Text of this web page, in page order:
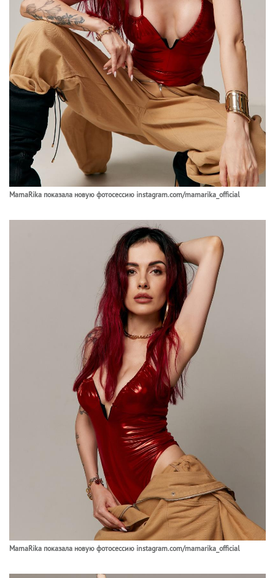
MamaRika показала новую фотосессию instagram.com/mamarika_official
MamaRika показала новую фотосессию instagram.com/mamarika_official